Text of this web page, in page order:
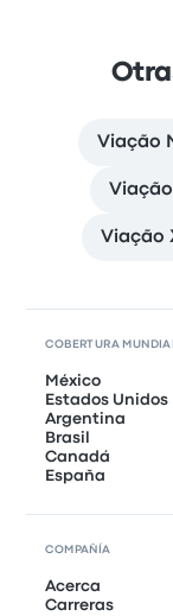
Viação
Viação
COBERTURA
México
Estados Unidos
Argentina
Brasil
Canadá
España
COMPAÑÍA
Acerca
Carreras